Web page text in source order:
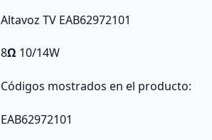
Altavoz TV EAB62972101
8Ω 10/14W
Códigos mostrados en el producto:
EAB62972101